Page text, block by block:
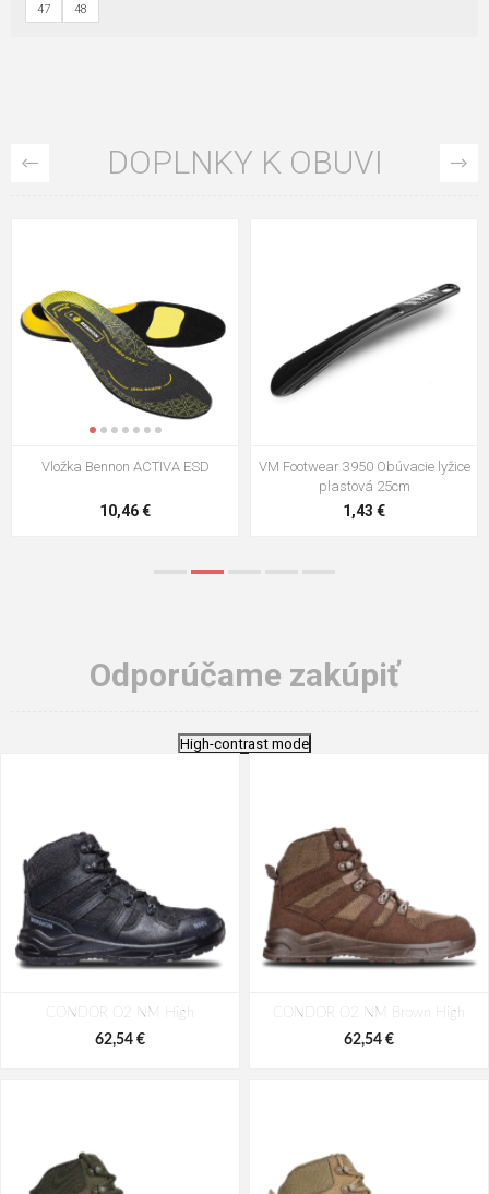
47 48
DOPLNKY K OBUVI
VM Footwear 3009 Vkladacia
5,21 €
VM Footwear 3102 Šnúrky ploché
0,79 €
Odporúčame zakúpiť
High-contrast mode
CONDOR O2 NM High
62,54 €
CONDOR O2 NM Brown High
62,54 €